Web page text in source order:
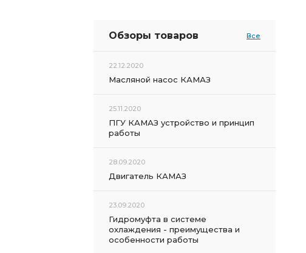
Обзоры товаров Все
22.12.2020
Масляной насос КАМАЗ
25.11.2020
ПГУ КАМАЗ устройство и принцип
работы
28.09.2020
Двигатель КАМАЗ
23.09.2020
Гидромуфта в системе
охлаждения - преимущества и
особенности работы